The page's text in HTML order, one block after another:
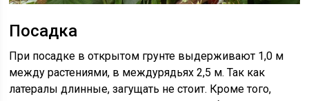
Посадка
При посадке в открытом грунте выдерживают 1,0 м
между растениями, в междурядьях 2,5 м. Так как
латералы длинные, загущать не стоит. Кроме того,